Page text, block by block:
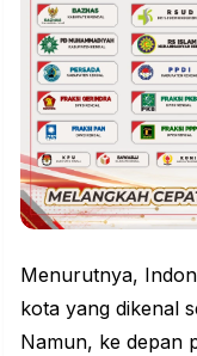
Menurutnya,
kota yang dikenal
Namun, ke depan